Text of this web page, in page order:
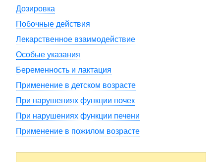
Дозировка
Побочные действия
Лекарственное взаимодействие
Особые указания
Беременность и лактация
Применение в детском возрасте
При нарушениях функции почек
При нарушениях функции печени
Применение в пожилом возрасте